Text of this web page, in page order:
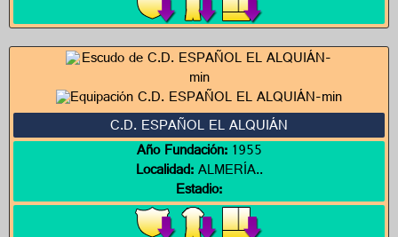
C.D. ESPAÑOL EL ALQUIÁN
Año Fundación:1955
Localidad:ALMERÍA..
Estadio: